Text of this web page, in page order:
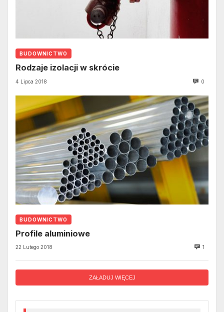
BUDOWNICTWO
Rodzaje izolacji w skrócie
4 Lipca 2018 0
BUDOWNICTWO
Profile aluminiowe
22 Lutego 2018 1
ZAŁADUJ WIĘCEJ